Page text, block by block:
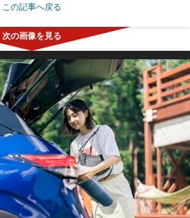
この記事へ戻る